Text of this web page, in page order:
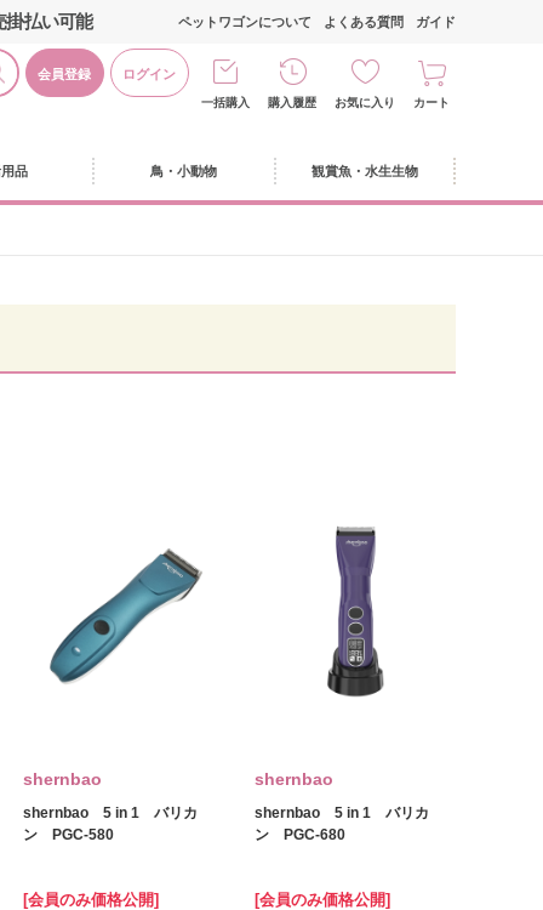
掛払い可能
会員登録 ログイン
ペットワゴンについて よくある質問 ガイド
一括購入 購入履歴 お気に入り カート
品 鳥・小動物 観賞魚・水生生物
shernbao
shernbao 5 in 1 バリカ
ン PGC-580
[会員のみ価格公開]
shernbao
shernbao 5 in 1 バリカ
ン PGC-680
[会員のみ価格公開]